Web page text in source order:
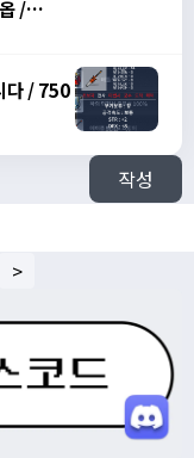
/
다 / 750
작성
>